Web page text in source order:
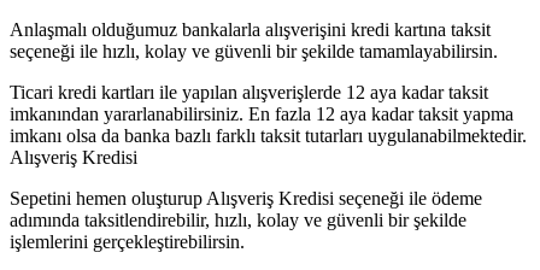
Anlaşmalı olduğumuz bankalarla alışverişini kredi kartına taksit
seçeneği ile hızlı, kolay ve güvenli bir şekilde tamamlayabilirsin.
Ticari kredi kartları ile yapılan alışverişlerde 12 aya kadar taksit
imkanından yararlanabilirsiniz. En fazla 12 aya kadar taksit yapma
imkanı olsa da banka bazlı farklı taksit tutarları uygulanabilmektedir.
Alışveriş Kredisi
Sepetini hemen oluşturup Alışveriş Kredisi seçeneği ile ödeme
adımında taksitlendirebilir, hızlı, kolay ve güvenli bir şekilde
işlemlerini gerçekleştirebilirsin.